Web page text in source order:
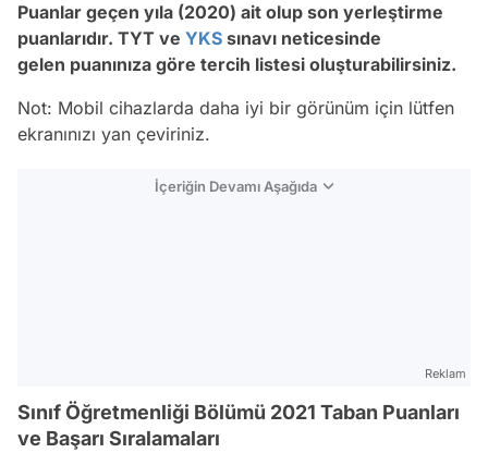
Puanlar geçen yıla (2020) ait olup son yerleştirme
puanlarıdır. TYT ve YKS sınavı neticesinde
gelen puanınıza göre tercih listesi oluşturabilirsiniz.
Not: Mobil cihazlarda daha iyi bir görünüm için lütfen
ekranınızı yan çeviriniz.
İçeriğin Devamı Aşağıda
Reklam
Sınıf Öğretmenliği Bölümü 2021 Taban Puanları
ve Başarı Sıralamaları